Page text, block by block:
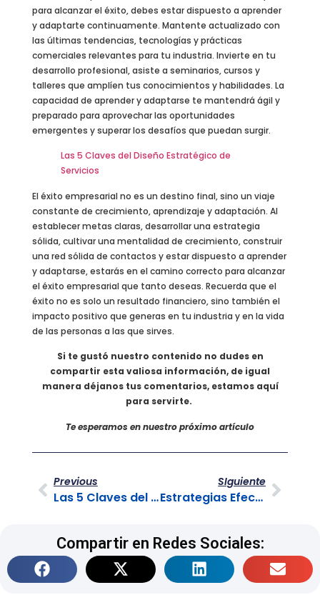
para alcanzar el éxito, debes estar dispuesto a aprender
y adaptarte continuamente. Mantente actualizado con
las últimas tendencias, tecnologías y prácticas
comerciales relevantes para tu industria. Invierte en tu
desarrollo profesional, asiste a seminarios, cursos y
talleres que amplíen tus conocimientos y habilidades. La
capacidad de aprender y adaptarse te mantendrá ágil y
preparado para aprovechar las oportunidades
emergentes y superar los desafíos que puedan surgir.
Las 5 Claves del Diseño Estratégico de
Servicios
El éxito empresarial no es un destino final, sino un viaje
constante de crecimiento, aprendizaje y adaptación. Al
establecer metas claras, desarrollar una estrategia
sólida, cultivar una mentalidad de crecimiento, construir
una red sólida de contactos y estar dispuesto a aprender
y adaptarse, estarás en el camino correcto para alcanzar
el éxito empresarial que tanto deseas. Recuerda que el
éxito no es solo un resultado financiero, sino también el
impacto positivo que generas en tu industria y en la vida
de las personas a las que sirves.
Si te gustó nuestro contenido no dudes en
compartir esta valiosa información, de igual
manera déjanos tus comentarios, estamos aquí
para servirte.
Te esperamos en nuestro próximo artículo
Previous
Las 5 Claves del Diseño Estratégico de Servicios
SIguiente
Estrategias Efectivas para Satisfacción y Fidelización
Compartir en Redes Sociales: